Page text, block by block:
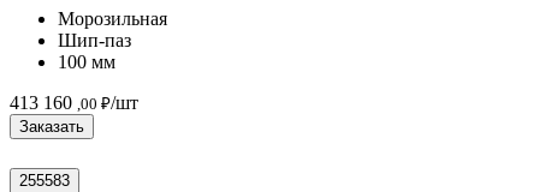
Морозильная
Шип-паз
100 мм
413 160 ,00 ₽/шт
Заказать
255583